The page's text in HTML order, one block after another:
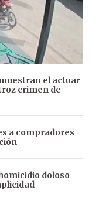
el actuar
crimen de
a compradores
doloso